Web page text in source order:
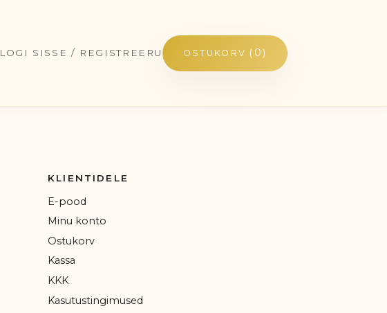
LOGI SISSE / REGISTREERU OSTUKORV (0)
KLIENTIDELE
E-pood
Minu konto
Ostukorv
Kassa
KKK
Kasutustingimused